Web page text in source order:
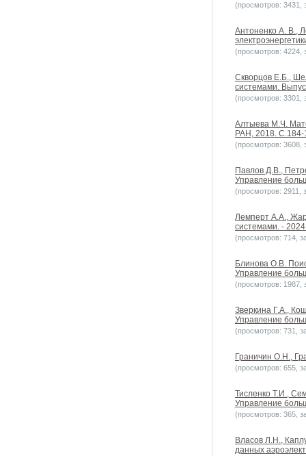
(просмотров: 3431,
Антоненко А. В.,
(просмотров: 4224,
Скворцов Е.Б.,
системами.
(просмотров: 3301,
Алтыева М.Ч.
РАН, 2018. С.184-
(просмотров: 3608,
Павлов Д.В.,
Управление
(просмотров: 2911,
Лемперт А.А.,
системами. -
(просмотров: 714,
Блинова О.В.
Управление
(просмотров: 1987,
Зверкина Г.А.,
Управление
(просмотров: 731,
Граничин О.Н.,
(просмотров: 655,
Тисленко Т.И.,
Управление
(просмотров: 365,
Власов Л.Н.,
данных